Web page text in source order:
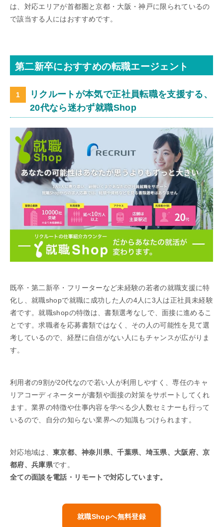
は、対応エリアが首都圏と京都・大阪・神戸に限られているの
で該当する人にはおすすめです。
第二新卒におすすめの転職エージェント
リクルートが本気で正社員転職を支援する、
20代なら迷わず就職Shop
既卒・第二新卒・フリーターなど未経験の若者の就職支援に特
化し、就職shopで就職に成功した人の4人に3人は正社員未経験
者です。就職shopの特徴は、書類選考なしで、面接に進めるこ
とです。求職者を応募書類ではなく、その人の可能性を見て選
考しているので、経歴に自信がない人にもチャンスが広がりま
す。
利用者の9割が20代なので若い人が利用しやすく、専任のキャ
リアコーディネーターが書類や面接の対策をサポートしてくれ
ます。業界の特徴や仕事内容を学べる少人数セミナーも行って
いるので、自分の知らない業界への知識もつけられます。
対応地域は、東京都、神奈川県、千葉県、埼玉県、大阪府、京
都府、兵庫県です。
全ての面談を電話・リモートで対応しています。
就職Shopへ無料登録